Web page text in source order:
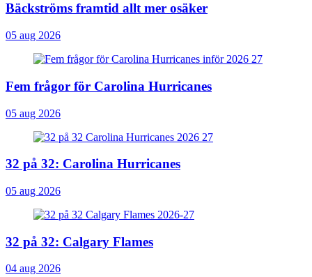
Bäckströms framtid allt mer osäker
05 aug 2026
Fem frågor för Carolina Hurricanes
05 aug 2026
32 på 32: Carolina Hurricanes
05 aug 2026
32 på 32: Calgary Flames
04 aug 2026